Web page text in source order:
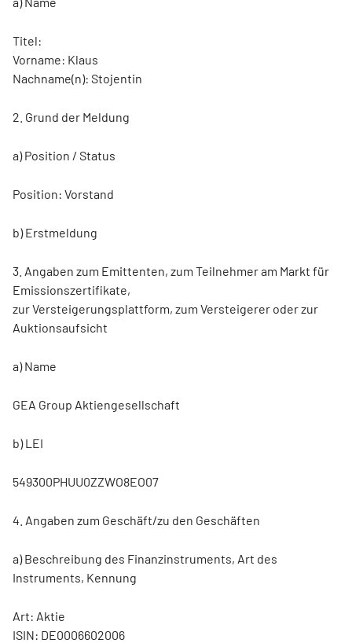
Titel:
Vorname: Klaus
Nachname(n): Stojentin
2. Grund der Meldung
a) Position / Status
Position: Vorstand
b) Erstmeldung
3. Angaben zum Emittenten, zum Teilnehmer am Markt für
Emissionszertifikate,
zur Versteigerungsplattform, zum Versteigerer oder zur
Auktionsaufsicht
a) Name
GEA Group Aktiengesellschaft
b) LEI
549300PHUU0ZZWO8EO07
4. Angaben zum Geschäft/zu den Geschäften
a) Beschreibung des Finanzinstruments, Art des
Instruments, Kennung
Art: Aktie
ISIN: DE0006602006